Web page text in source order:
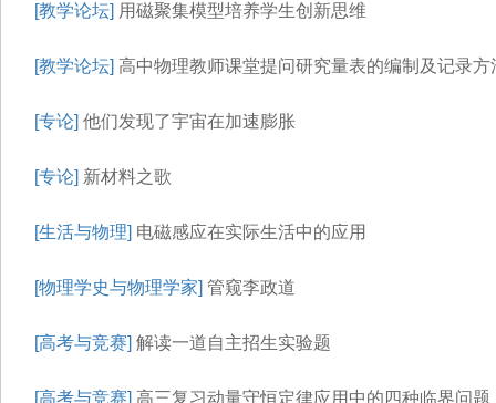
[教学论坛] 用磁聚集模型培养学生创新思维
[教学论坛] 高中物理教师课堂提问研究量表的编制及记录方
[专论] 他们发现了宇宙在加速膨胀
[专论] 新材料之歌
[生活与物理] 电磁感应在实际生活中的应用
[物理学史与物理学家] 管窥李政道
[高考与竞赛] 解读一道自主招生实验题
[高考与竞赛] 高三复习动量守恒定律应用中的四种临界问题